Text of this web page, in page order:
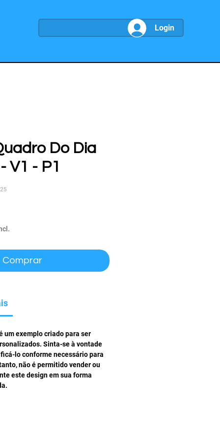
Login
Do Dia
V1 - P1
Comprar
um exemplo criado para ser
Sinta-se à vontade
lo conforme necessário para
não é permitido vender ou
este design em sua forma